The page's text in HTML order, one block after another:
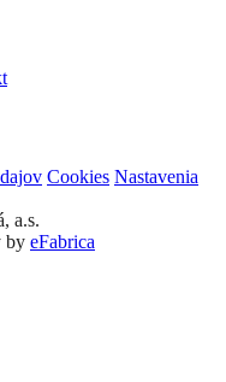
Cookies Nastavenia
a.s.
by eFabrica